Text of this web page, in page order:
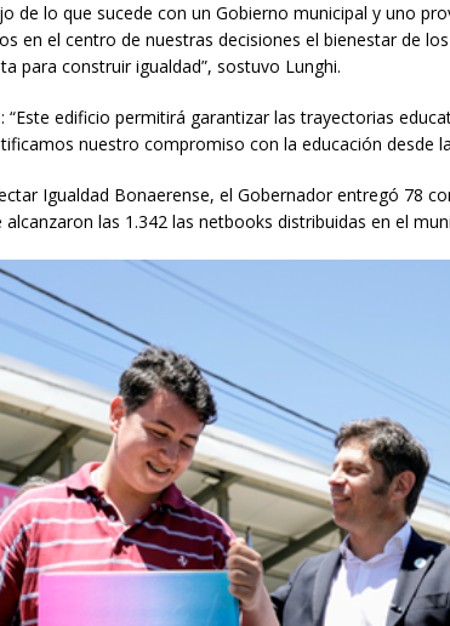
de lo que sucede con un Gobierno municipal y uno
en el centro de nuestras decisiones el bienestar de
para construir igualdad”, sostuvo Lunghi.
edificio permitirá garantizar las trayectorias
nuestro compromiso con la educación desde
Igualdad Bonaerense, el Gobernador entregó 78
las 1.342 las netbooks distribuidas en el